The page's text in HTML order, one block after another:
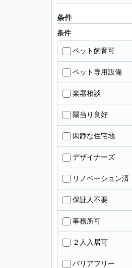
条件
条件
ペット飼育可
ペット専用設備
楽器相談
陽当り良好
閑静な住宅地
デザイナーズ
リノベーション済
保証人不要
事務所可
２人入居可
バリアフリー